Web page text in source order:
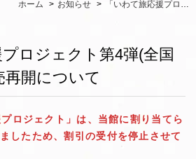
ホーム お知らせ 「いわて旅応援プロジェクト第4弾(全国旅行支援)」販売再開について
プロジェクト第4弾(全国
再開について
ロジェクト」は、当館に割り当てら
したため、割引の受付を停止させて